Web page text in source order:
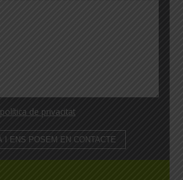
política de privacitat